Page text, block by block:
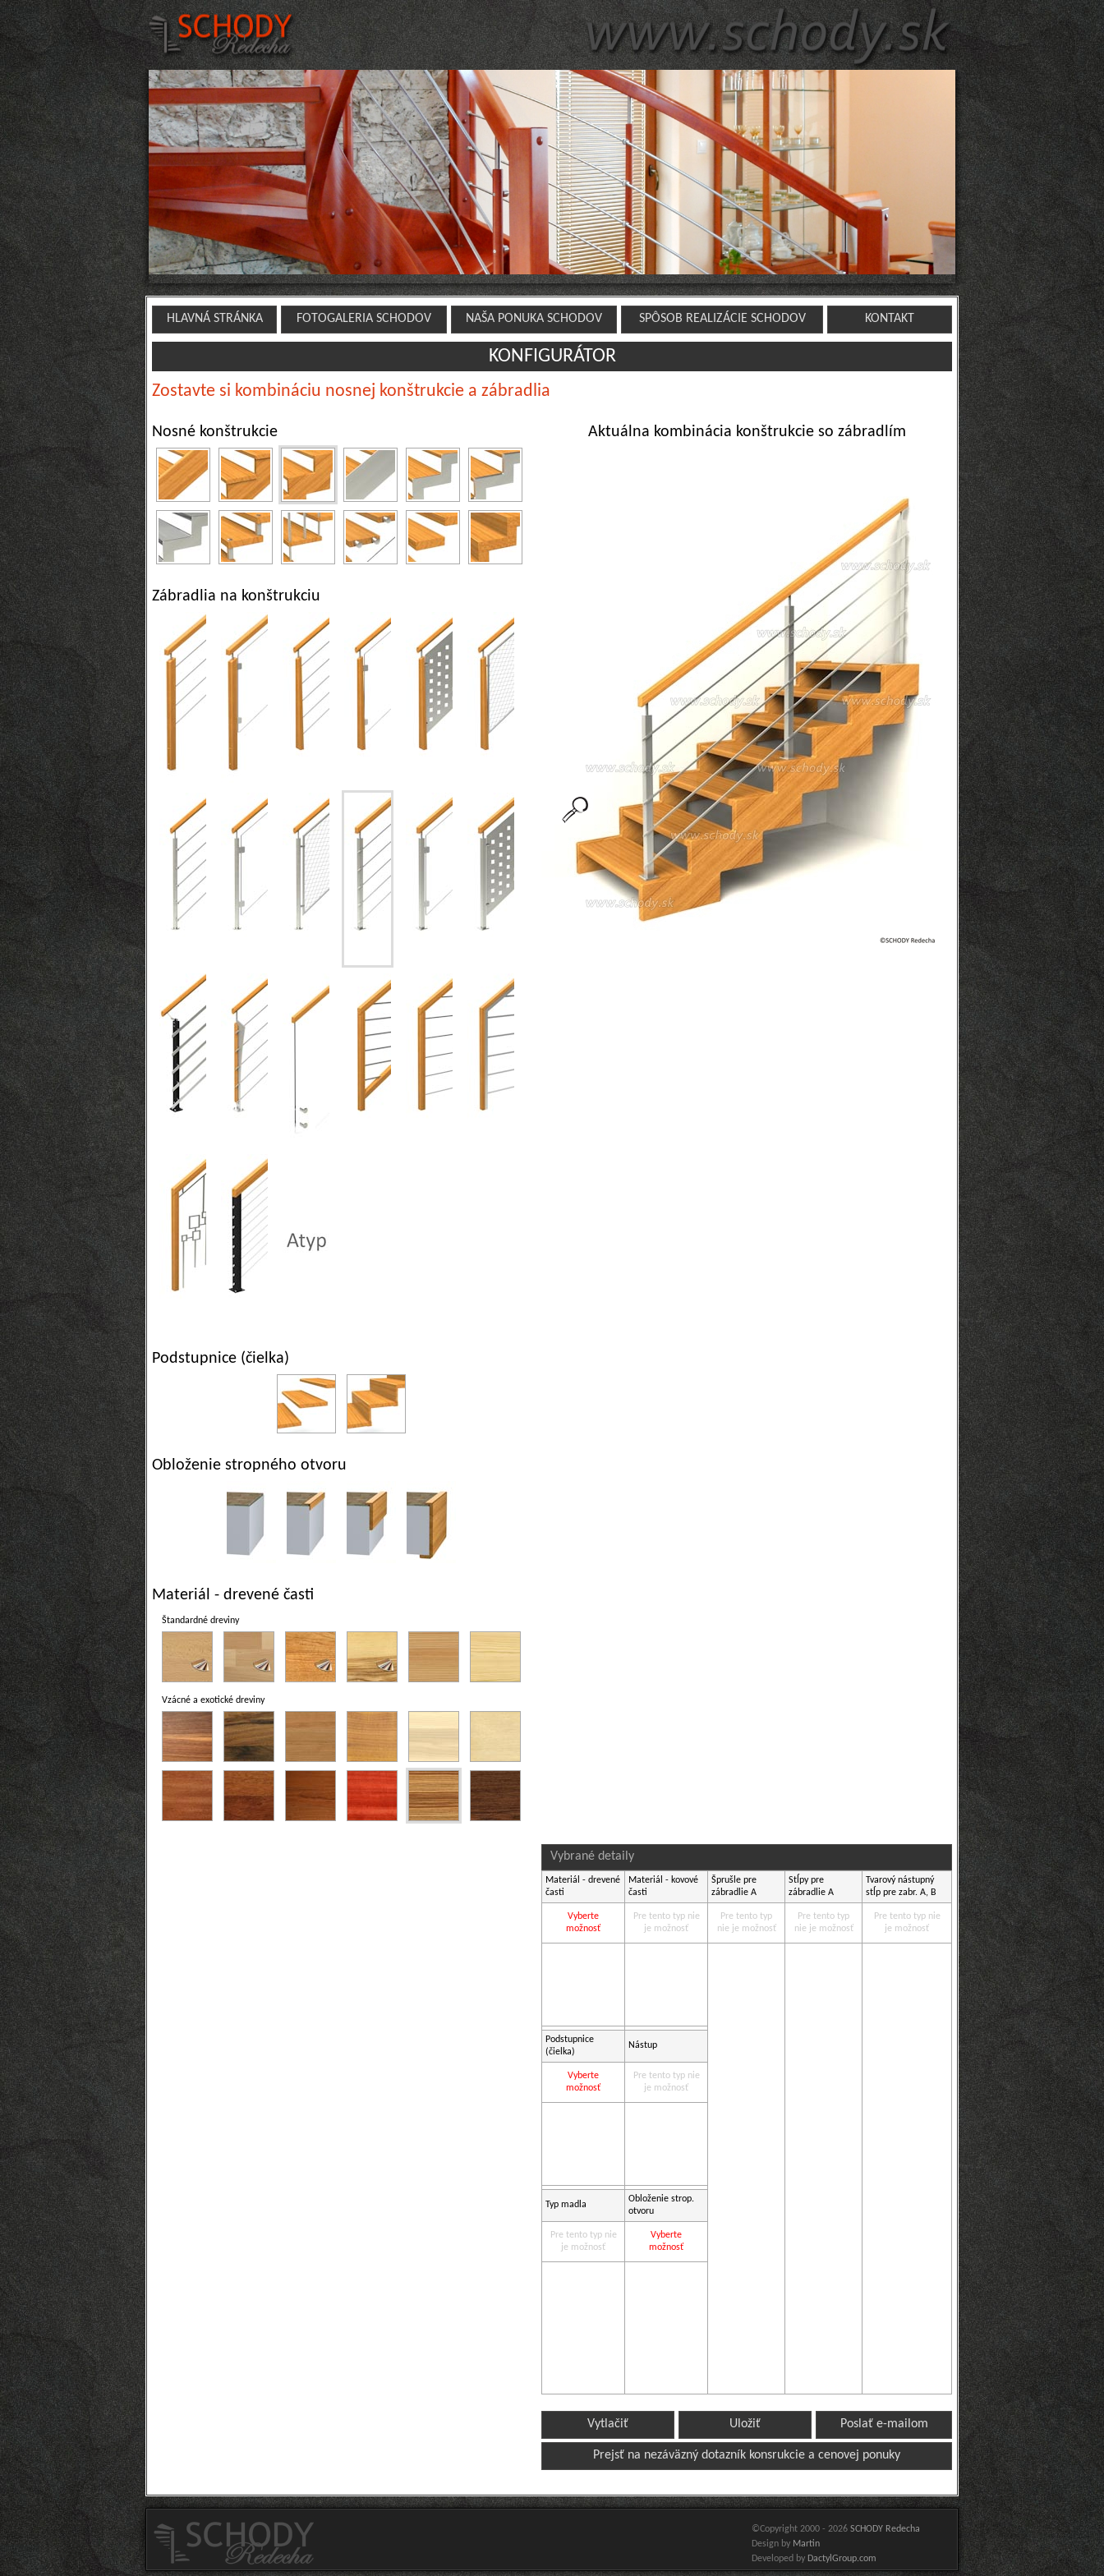
HLAVNÁ STRÁNKA FOTOGALERIA SCHODOV NAŠA PONUKA SCHODOV SPÔSOB REALIZÁCIE SCHODOV KONTAKT
KONFIGURÁTOR
Zostavte si kombináciu nosnej konštrukcie a zábradlia
Nosné konštrukcie
Zábradlia na konštrukciu
Aktuálna kombinácia konštrukcie so zábradlím
Podstupnice (čielka)
Obloženie stropného otvoru
Materiál - drevené časti
Štandardné dreviny
Vzácné a exotické dreviny
Vybrané detaily
Materiál - drevené
časti
Materiál - kovové
časti
Šprušle pre
zábradlie A
Stĺpy pre
zábradlie A
Tvarový nástupný
stĺp pre zabr. A, B
Vyberte
možnosť
Pre tento typ nie
je možnosť
Pre tento typ
nie je možnosť
Pre tento typ
nie je možnosť
Pre tento typ nie
je možnosť
Podstupnice
(čielka)
Nástup
Vyberte
možnosť
Pre tento typ nie
je možnosť
Typ madla
Obloženie strop.
otvoru
Pre tento typ nie
je možnosť
Vyberte
možnosť
Vytlačiť Uložiť Poslať e-mailom
Prejsť na nezáväzný dotazník konsrukcie a cenovej ponuky
©Copyright 2000 - 2026 SCHODY Redecha
Design by Martin
Developed by DactylGroup.com